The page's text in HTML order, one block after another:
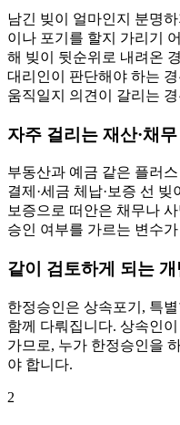
남긴 빚이 얼마인지 분명
이나 포기를 할지 가리기
해 빚이 뒷순위로 내려온
대리인이 판단해야 하는
움직일지 의견이 갈리는
자주 걸리는 재산·채
부동산과 예금 같은 플러
결제·세금 체납·보증 선
보증으로 떠안은 채무나
승인 여부를 가르는 변수
같이 검토하게 되는 개
한정승인은 상속포기, 특
함께 다뤄집니다. 상속인
가므로, 누가 한정승인을
야 합니다.
2